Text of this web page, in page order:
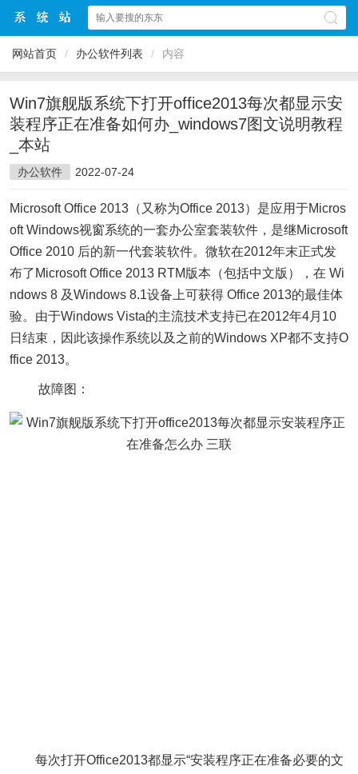
网站首页 / 办公软件列表 / 内容
Win7旗舰版系统下打开office2013每次都显示安
装程序正在准备如何办_windows7图文说明教程
_本站
办公软件 2022-07-24
Microsoft Office 2013（又称为Office 2013）是应用于Micros
oft Windows视窗系统的一套办公室套装软件，是继Microsoft
Office 2010 后的新一代套装软件。微软在2012年末正式发
布了Microsoft Office 2013 RTM版本（包括中文版），在 Wi
ndows 8 及Windows 8.1设备上可获得 Office 2013的最佳体
验。由于Windows Vista的主流技术支持已在2012年4月10
日结束，因此该操作系统以及之前的Windows XP都不支持O
ffice 2013。
故障图：
每次打开Office2013都显示“安装程序正在准备必要的文